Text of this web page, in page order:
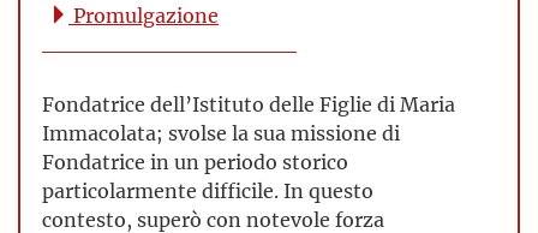
Promulgazione
Fondatrice dell’Istituto delle Figlie di Maria
Immacolata; svolse la sua missione di
Fondatrice in un periodo storico
particolarmente difficile. In questo
contesto, superò con notevole forza